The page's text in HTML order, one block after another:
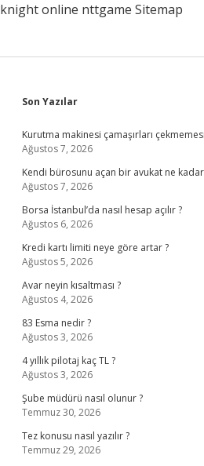
knight online nttgame Sitemap
Sidebar
Son Yazılar
Kurutma makinesi çamaşırları
Ağustos 7, 2026
Kendi bürosunu açan bir avukat ne kadar
Ağustos 7, 2026
Borsa İstanbul’da nasıl hesap açılır ?
Ağustos 6, 2026
Kredi kartı limiti neye göre artar ?
Ağustos 5, 2026
Avar neyin kısaltması ?
Ağustos 4, 2026
83 Esma nedir ?
Ağustos 3, 2026
4 yıllık pilotaj kaç TL ?
Ağustos 3, 2026
Şube müdürü nasıl olunur ?
Temmuz 30, 2026
Tez konusu nasıl yazılır ?
Temmuz 29, 2026